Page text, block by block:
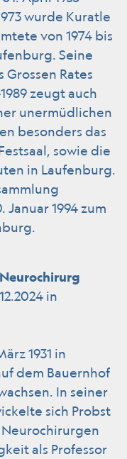
wurde Kuratle
von 1974 bis
Seine
Rates
zeugt auch
unermüdlichen
besonders das
sowie die
in Laufenburg.
1994 zum
in
1931 in
dem Bauernhof
In seiner
sich Probst
als Professor